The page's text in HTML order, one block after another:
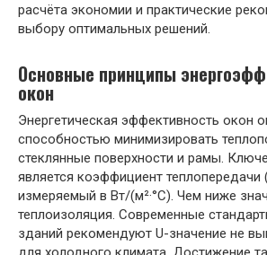
расчёта экономии и практические
выбору оптимальных решений.
Основные принципы
окон
Энергетическая эффективность окон
способностью минимизировать
стеклянные поверхности и рамы.
является коэффициент теплопередачи
измеряемый в Вт/(м²·°C). Чем ниже
теплоизоляция. Современные
зданий рекомендуют U-значение не